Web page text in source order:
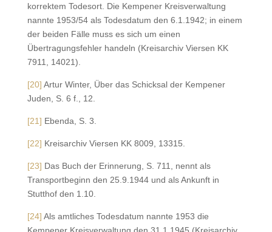
korrektem Todesort. Die Kempener Kreisverwaltung
nannte 1953/54 als Todesdatum den 6.1.1942; in einem
der beiden Fälle muss es sich um einen
Übertragungsfehler handeln (Kreisarchiv Viersen KK
7911, 14021).
[20] Artur Winter, Über das Schicksal der Kempener
Juden, S. 6 f., 12.
[21] Ebenda, S. 3.
[22] Kreisarchiv Viersen KK 8009, 13315.
[23] Das Buch der Erinnerung, S. 711, nennt als
Transportbeginn den 25.9.1944 und als Ankunft in
Stutthof den 1.10.
[24] Als amtliches Todesdatum nannte 1953 die